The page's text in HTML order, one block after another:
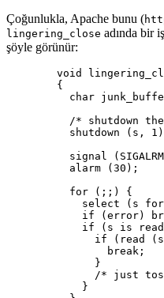
Çoğunlukla, Apache bunu (
lingering_close adında bir
şöyle görünür:
void
        {
char
/* shutdown
shutdown (s,
signal
          alarm (30);
          for (;;) {
select (s
if (error)
if (s is
if (read
                break;
              }
/* just
            }